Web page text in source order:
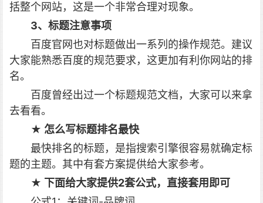
括整个网站，这是一个非常合理对现象。
3、标题注意事项
百度官网也对标题做出一系列的操作规范。建议
大家能熟悉百度的规范要求，这更加有利你网站的排
名。
百度曾经出过一个标题规范文档，大家可以来拿
去看看。
★ 怎么写标题排名最快
最快排名的标题，是指搜索引擎很容易就确定标
题的主题。其中有套方案提供给大家参考。
★ 下面给大家提供2套公式，直接套用即可